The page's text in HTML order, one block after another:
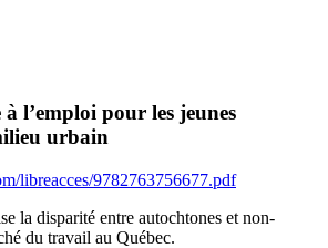
l’emploi pour les jeunes
urbain
libreacces/9782763756677.pdf
la disparité entre autochtones et non-
du travail au Québec.